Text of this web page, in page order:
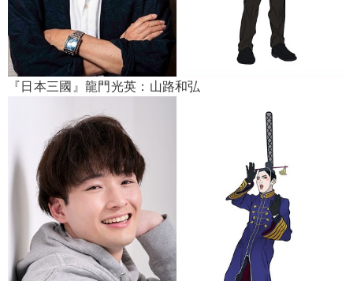
『日本三國』龍門光英：山路和弘